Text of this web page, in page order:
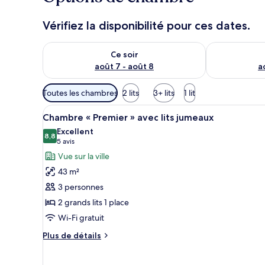
Vérifiez la disponibilité pour ces dates.
Ce soir
août 7 - août 8
Vérifier la disponibilité pour ce soir août 7 - août 8
Vérifier la
Filtres
disponibles
pour
les
chambres
Toutes les chambres 2 lits 3+ lits 1 lit
Afficher
toutes
les
photos
pour
ce
type
de
chambre :
Chambre
Une chambre d’hôtel avec
5
Chambre « Premier » avec lits jumeaux
8,88,8 sur 10
Excellent
5 avis
(5 avis)
Vue sur la ville
43 m²
3 personnes
2 grands lits 1 place
Wi-Fi gratuit
Plus de détails
Plus